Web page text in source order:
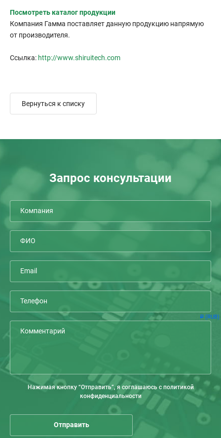
Р (RUB)
Посмотреть каталог продукции
Компания Гамма поставляет данную продукцию напрямую
от производителя.
Ссылка: http://www.shiruitech.com
Вернуться к списку
Запрос консультации
Нажимая кнопку “Отправить”, я соглашаюсь с политикой
конфиденциальности